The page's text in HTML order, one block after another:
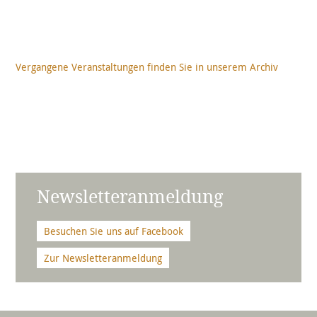
Vergangene Veranstaltungen finden Sie in unserem Archiv
Newsletteranmeldung
Besuchen Sie uns auf Facebook
Zur Newsletteranmeldung